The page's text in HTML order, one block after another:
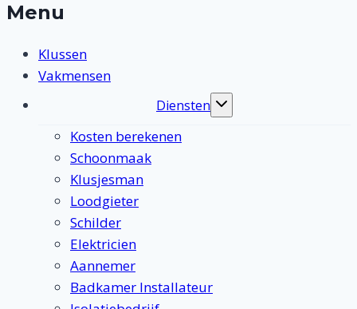
Menu
Klussen
Vakmensen
Diensten
Toggle
Kosten berekenen
Schoonmaak
Klusjesman
Loodgieter
Schilder
Elektricien
Aannemer
Badkamer Installateur